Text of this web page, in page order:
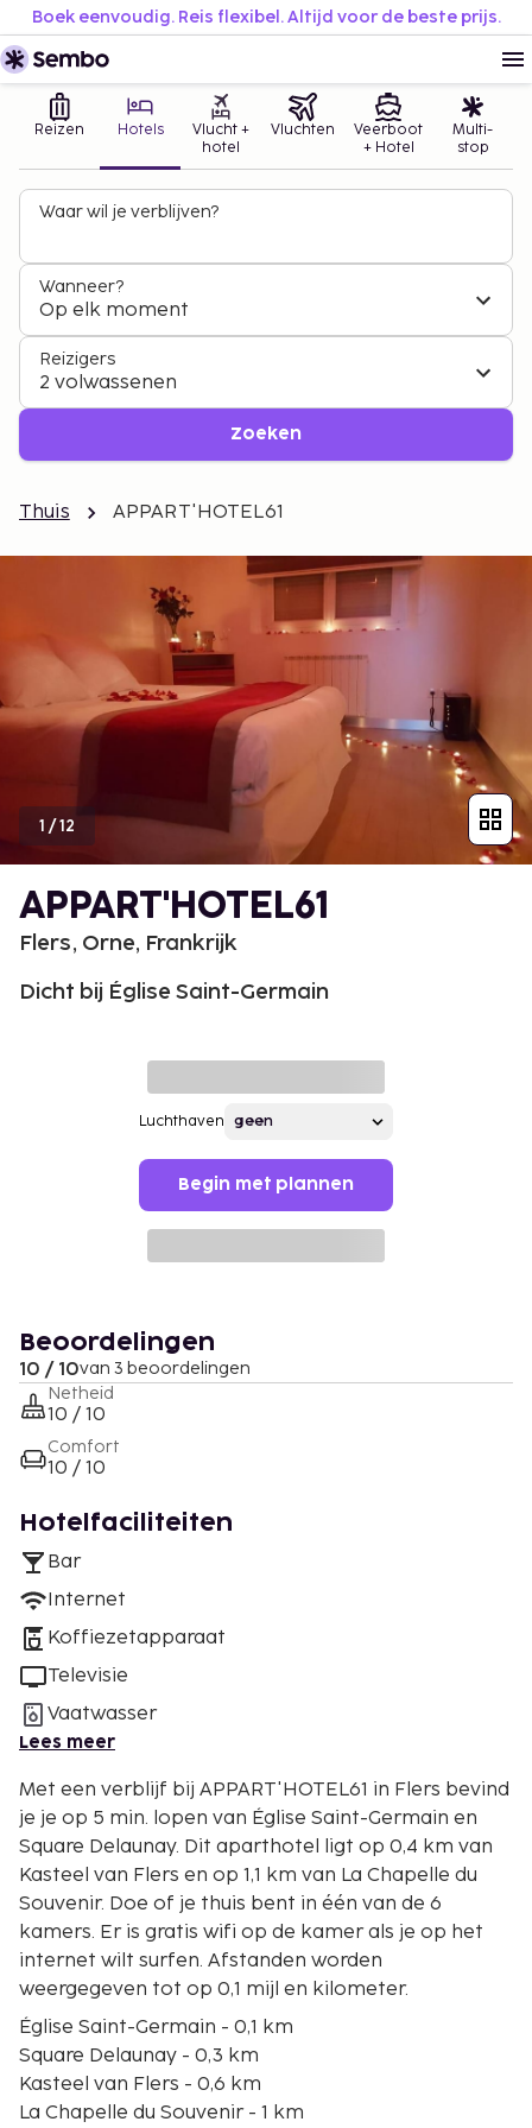
Boek eenvoudig. Reis flexibel. Altijd voor de beste prijs.
Reizen Hotels
Vlucht +
hotel
Vluchten
Veerboot
+ Hotel
Multi-
stop
Waar wil je verblijven?
Wanneer?
Op elk moment
Reizigers
2 volwassenen
Zoeken
Thuis APPART'HOTEL61
1 /12
APPART'HOTEL61
Flers, Orne, Frankrijk
Dicht bij Église Saint-Germain
Luchthaven
Begin met plannen
Beoordelingen
10 / 10van 3 beoordelingen
Netheid
10 / 10
Comfort
10 / 10
Hotelfaciliteiten
Bar
Internet
Koffiezetapparaat
Televisie
Vaatwasser
Lees meer
Met een verblijf bij APPART'HOTEL61 in Flers bevind
je je op 5 min. lopen van Église Saint-Germain en
Square Delaunay. Dit aparthotel ligt op 0,4 km van
Kasteel van Flers en op 1,1 km van La Chapelle du
Souvenir. Doe of je thuis bent in één van de 6
kamers. Er is gratis wifi op de kamer als je op het
internet wilt surfen. Afstanden worden
weergegeven tot op 0,1 mijl en kilometer.
Église Saint-Germain - 0,1 km
Square Delaunay - 0,3 km
Kasteel van Flers - 0,6 km
La Chapelle du Souvenir - 1 km